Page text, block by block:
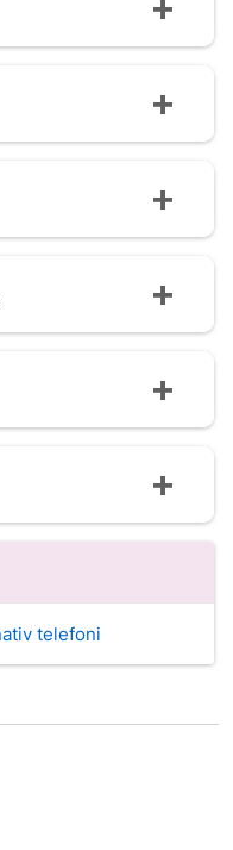
telefoni